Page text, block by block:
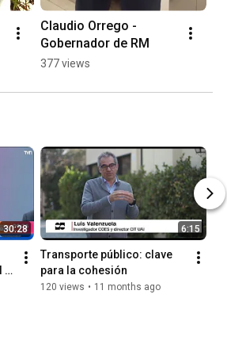
Claudio Orrego -
Gobernador de RM
377 views
30:28 6:15
Transporte público: clave
para la cohesión
120 views • 11 months ago